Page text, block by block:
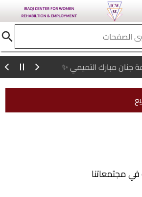
جنان مبارك التميمي ✨
مجتمعاتنا